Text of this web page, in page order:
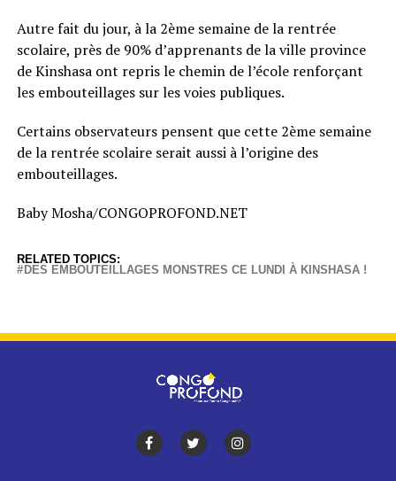
Autre fait du jour, à la 2ème semaine de la rentrée
scolaire, près de 90% d’apprenants de la ville province
de Kinshasa ont repris le chemin de l’école renforçant
les embouteillages sur les voies publiques.
Certains observateurs pensent que cette 2ème semaine
de la rentrée scolaire serait aussi à l’origine des
embouteillages.
Baby Mosha/CONGOPROFOND.NET
RELATED TOPICS:
DES EMBOUTEILLAGES MONSTRES CE LUNDI À KINSHASA !